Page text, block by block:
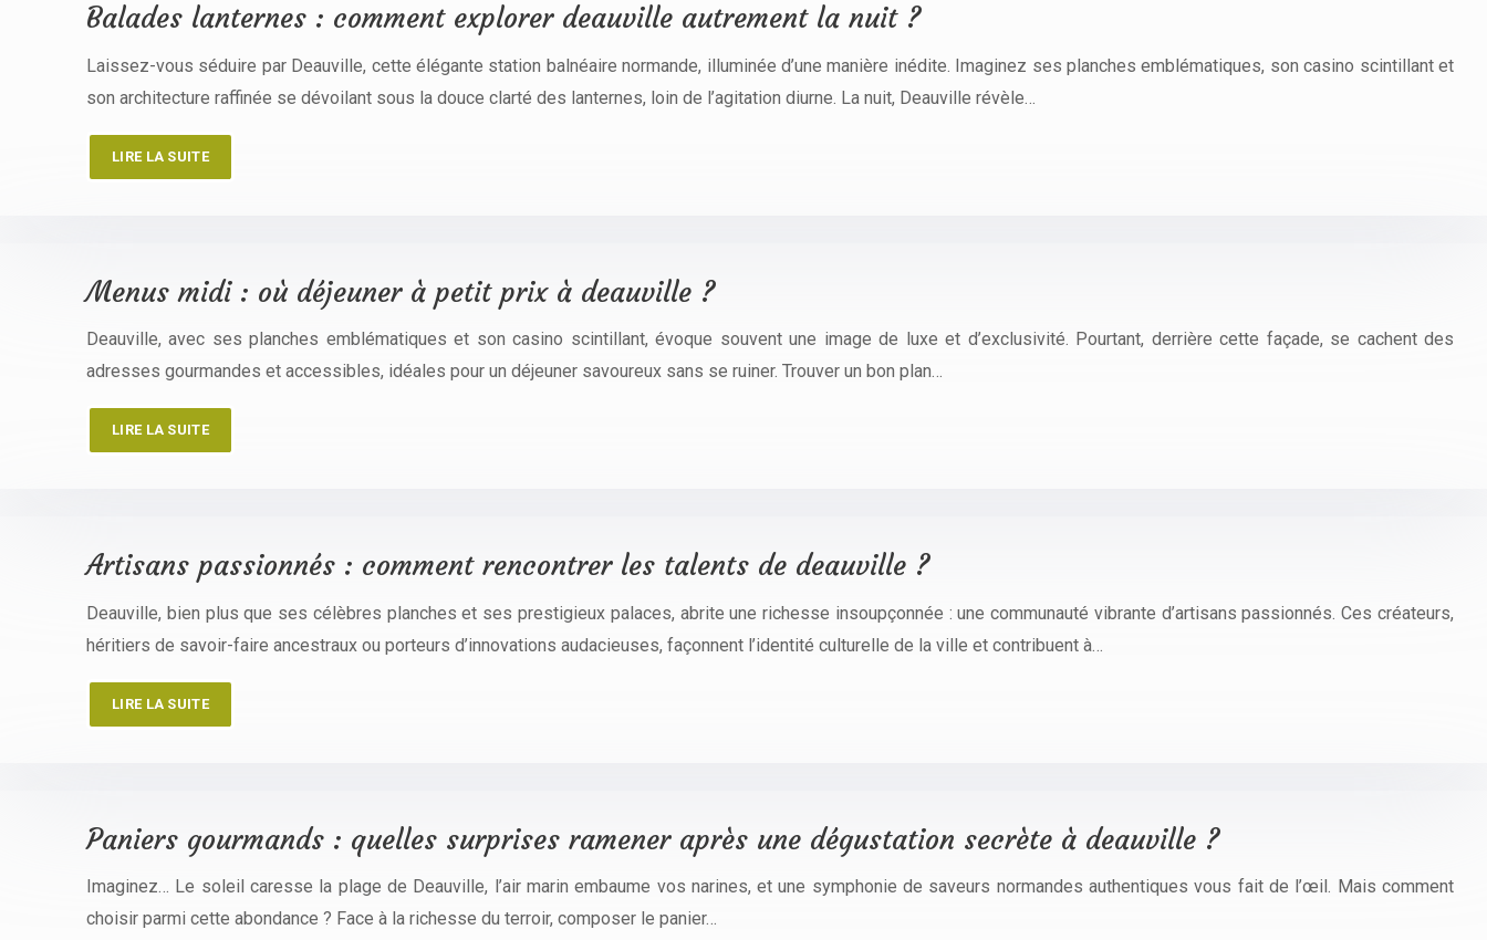
Balades lanternes : comment explorer deauville autrement la nuit ?
Laissez-vous séduire par Deauville, cette élégante station balnéaire normande, illuminée d’une manière inédite. Imaginez ses planches emblématiques, son casino scintillant et
son architecture raffinée se dévoilant sous la douce clarté des lanternes, loin de l’agitation diurne. La nuit, Deauville révèle…
LIRE LA SUITE
Menus midi : où déjeuner à petit prix à deauville ?
Deauville, avec ses planches emblématiques et son casino scintillant, évoque souvent une image de luxe et d’exclusivité. Pourtant, derrière cette façade, se cachent des
adresses gourmandes et accessibles, idéales pour un déjeuner savoureux sans se ruiner. Trouver un bon plan…
LIRE LA SUITE
Artisans passionnés : comment rencontrer les talents de deauville ?
Deauville, bien plus que ses célèbres planches et ses prestigieux palaces, abrite une richesse insoupçonnée : une communauté vibrante d’artisans passionnés. Ces créateurs,
héritiers de savoir-faire ancestraux ou porteurs d’innovations audacieuses, façonnent l’identité culturelle de la ville et contribuent à…
LIRE LA SUITE
Paniers gourmands : quelles surprises ramener après une dégustation secrète à deauville ?
Imaginez… Le soleil caresse la plage de Deauville, l’air marin embaume vos narines, et une symphonie de saveurs normandes authentiques vous fait de l’œil. Mais comment
choisir parmi cette abondance ? Face à la richesse du terroir, composer le panier…